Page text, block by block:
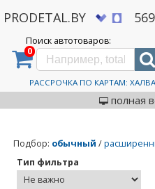
PRODETAL.BY
Поиск автотоваров:
0
РАССРОЧКА ПО КАРТАМ:
полная
Дискаунтер автозапчастей PRODETAL.BY >
Dynamatrix
Подбор: обычный /
Тип фильтра